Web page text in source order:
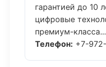
гарантией до 10
цифровые
премиум-
Телефон: +7-